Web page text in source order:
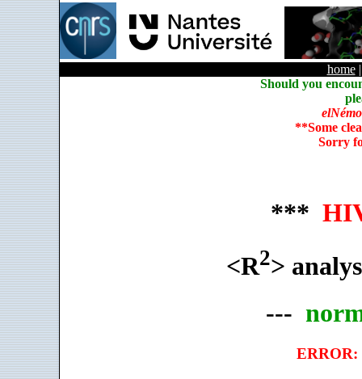
home
Should you
elNémo
**Some
Sorry
***
<R2>
---
ERROR: